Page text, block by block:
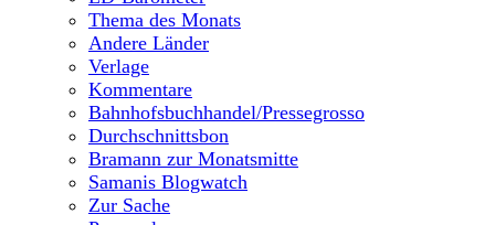
Thema des Monats
Andere Länder
Verlage
Kommentare
Bahnhofsbuchhandel/Pressegrosso
Durchschnittsbon
Bramann zur Monatsmitte
Samanis Blogwatch
Zur Sache